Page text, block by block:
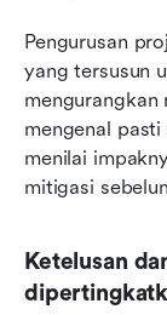
Pengurusan
yang tersusun
mengurangkan
mengenal
menilai
mitigasi
Ketelusan